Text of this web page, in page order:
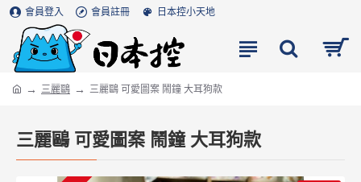
會員登入 會員註冊 日本控小天地
三麗鷗 三麗鷗 可愛圖案 鬧鐘 大耳狗款
三麗鷗 可愛圖案 鬧鐘 大耳狗款